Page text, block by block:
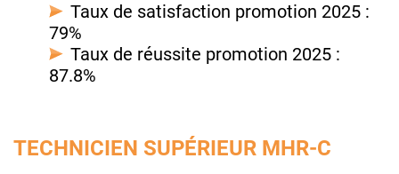
Taux de satisfaction promotion 2025 :
79%
Taux de réussite promotion 2025 :
87.8%
TECHNICIEN SUPÉRIEUR MHR-C